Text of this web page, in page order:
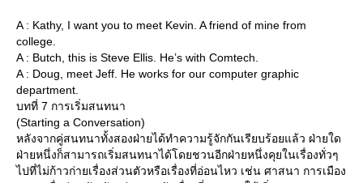
A : Kathy, I want you to meet Kevin. A friend of mine from
college.
A : Butch, this is Steve Ellis. He’s with Comtech.
A : Doug, meet Jeff. He works for our computer graphic
department.
บทที่ 7 การเริ่มสนทนา
(Starting a Conversation)
หลังจากคู่สนทนาทั้งสองฝ่ายได้ทำความรู้จักกันเรียบร้อยแล้ว ฝ่ายใด
ฝ่ายหนึ่งก็สามารถเริ่มสนทนาได้โดยชวนอีกฝ่ายหนึ่งคุยในเรื่องทั่วๆ
ไปที่ไม่ก้าวก่ายเรื่องส่วนตัวหรือเรื่องที่อ่อนไหว เช่น ศาสนา การเมือง